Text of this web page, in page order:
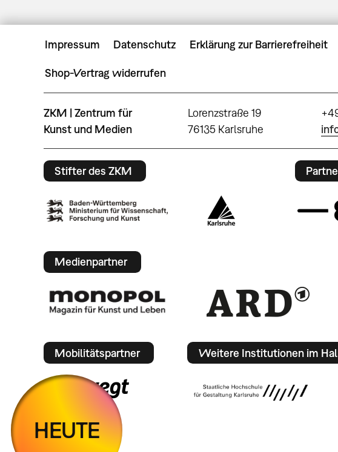
Impressum Datenschutz Erklärung zur Barrierefreiheit
Shop-Vertrag widerrufen
ZKM | Zentrum für
Kunst und Medien
Lorenzstraße 19
76135 Karlsruhe
Stifter des ZKM
Medienpartner
Mobilitätspartner Weitere Institutionen im
HEUTE